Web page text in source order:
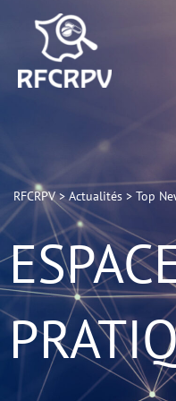
contenu
RFCRPV>Actualités> Top